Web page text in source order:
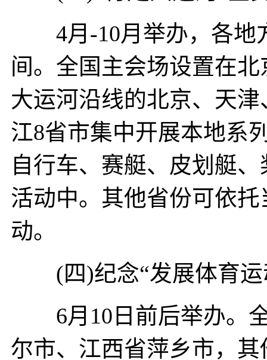
4月-10月举办，各地
间。全国主会场设置在
大运河沿线的北京、天
江8省市集中开展本地系
自行车、赛艇、皮划艇
活动中。其他省份可依
动。
(四)纪念“发展体育运
6月10日前后举办。全
尔市、江西省萍乡市，